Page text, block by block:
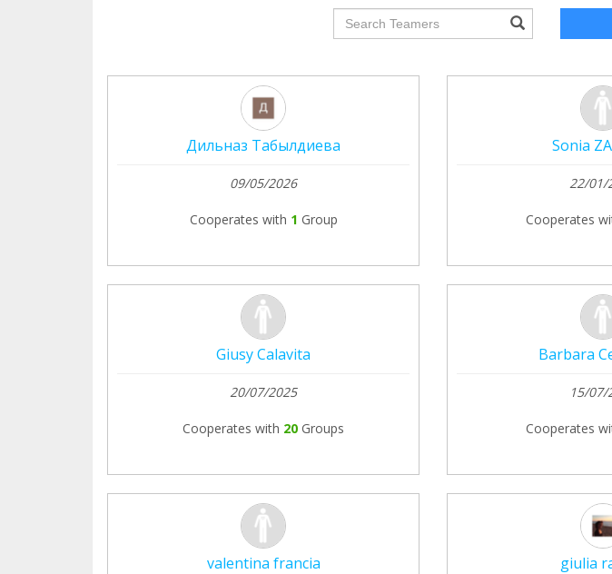
groupProfile.searchForm.search.text???
Дильназ Табылдиева
09/05/2026
Cooperates with 1 Group
Sonia
22/01/
Cooperates
Giusy Calavita
20/07/2025
Cooperates with 20 Groups
Barbara
15/07/
Cooperates
valentina francia giulia